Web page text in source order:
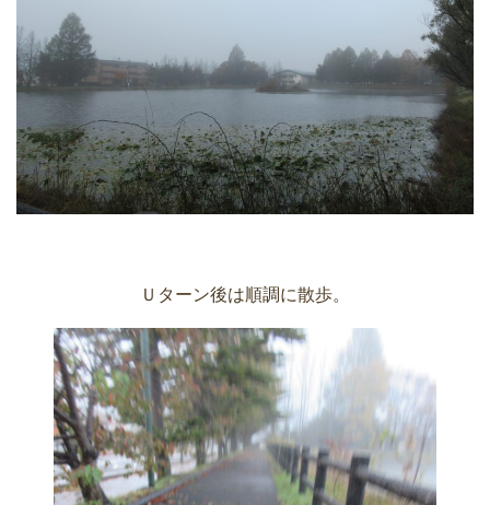
Ｕターン後は順調に散歩。